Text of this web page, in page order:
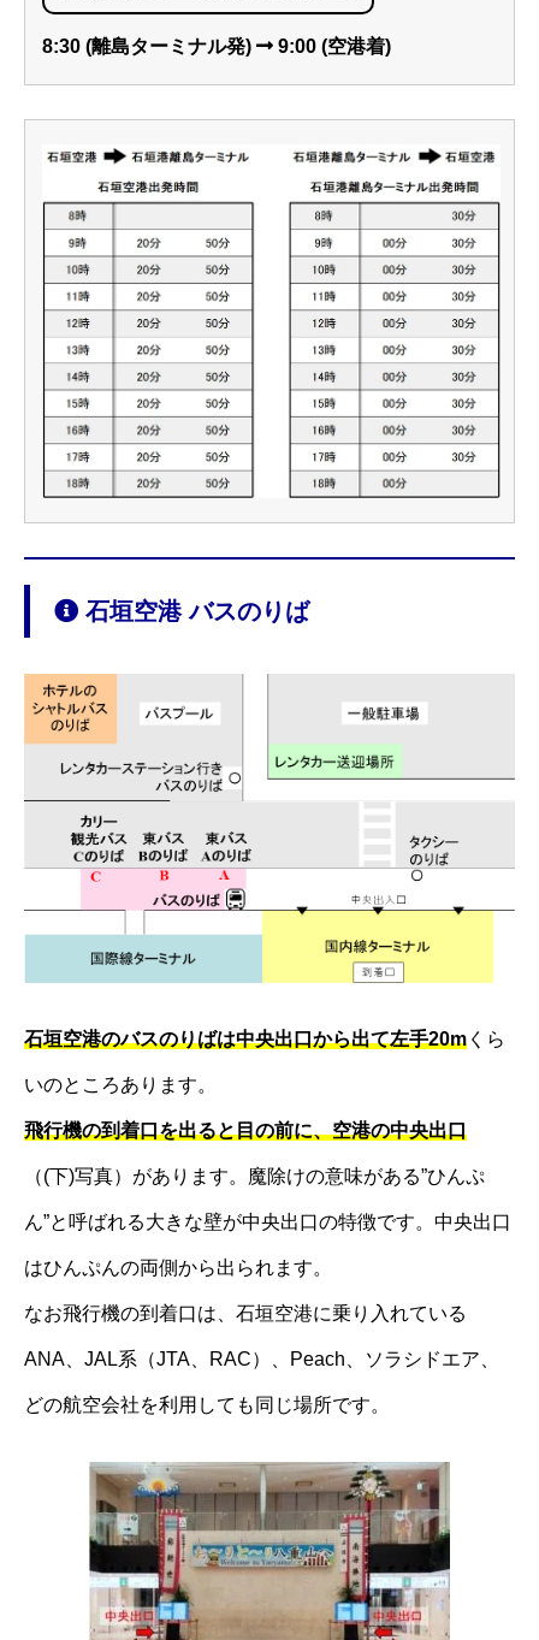
8:30 (離島ターミナル発) 9:00 (空港着)
石垣空港 バスのりば
石垣空港のバスのりばは中央出口から出て左手20m くら
いのところあります。
飛行機の到着口を出ると目の前に、空港の中央出口
（(下)写真）があります。魔除けの意味がある”ひんぷ
ん”と呼ばれる大きな壁が中央出口の特徴です。中央出口
はひんぷんの両側から出られます。
なお飛行機の到着口は、石垣空港に乗り入れている
ANA、JAL系（JTA、RAC）、Peach、ソラシドエア、
どの航空会社を利用しても同じ場所です。